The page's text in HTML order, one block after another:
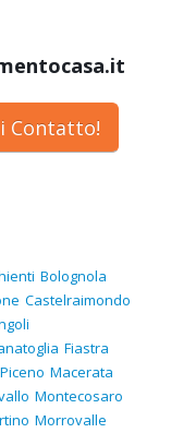
Contatto!
Bolognola
Castelraimondo
Fiastra
Macerata
Montecosaro
Morrovalle